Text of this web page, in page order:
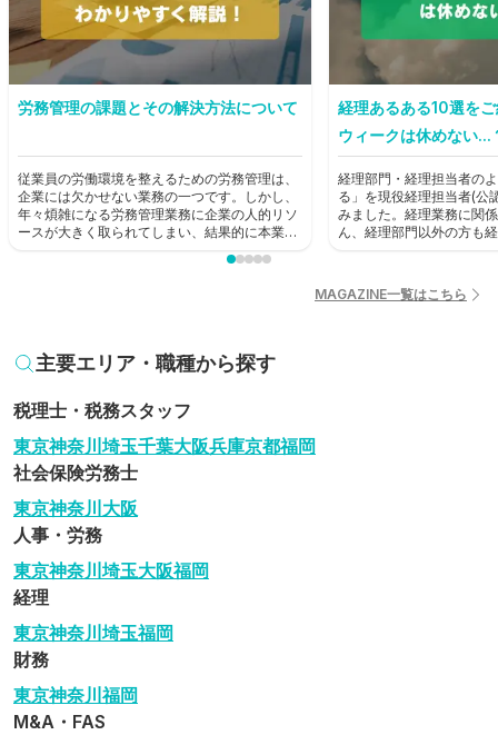
労務管理の課題とその解決方法について
従業員の労働環境を整えるための労務管理は、
企業には欠かせない業務の一つです。しかし、
年々煩雑になる労務管理業務に企業の人的リソ
ースが大きく取られてしまい、結果的に本業に
本記事では労務管理における課題を見直し、解
経理あるある10選を
ウィークは休めない...
経理部門・経理担当者の
る」を現役経理担当者(公
みました。経理業務に関
ん、経理部門以外の方も
MAGAZINE一覧はこちら
主要エリア・職種から探す
税理士・税務スタッフ
東京神奈川 埼玉千葉大阪兵庫京都福岡
社会保険労務士
東京神奈川 大阪
人事・労務
東京神奈川 埼玉大阪福岡
経理
東京神奈川 埼玉福岡
財務
東京神奈川福岡
M&A・FAS